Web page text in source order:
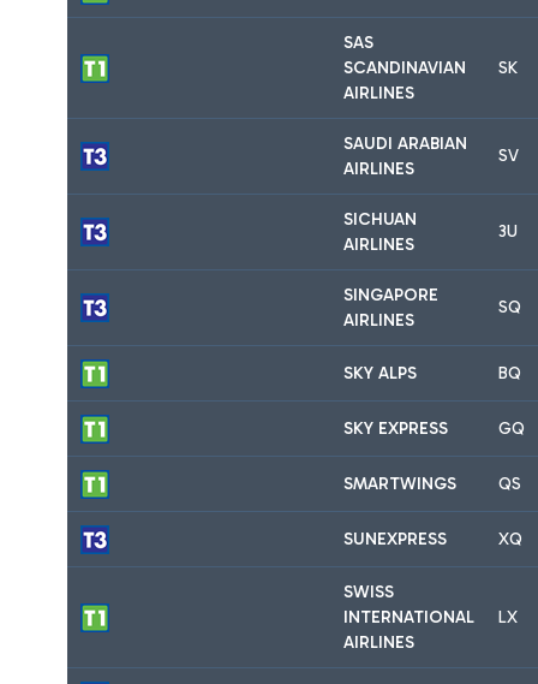
SAS
SCANDINAVIAN
AIRLINES
SK
SAUDI ARABIAN
AIRLINES
SV
SICHUAN
AIRLINES
3U
SINGAPORE
AIRLINES
SQ
SKY ALPS BQ
SKY EXPRESS GQ
SMARTWINGS QS
SUNEXPRESS XQ
SWISS
INTERNATIONAL
AIRLINES
LX